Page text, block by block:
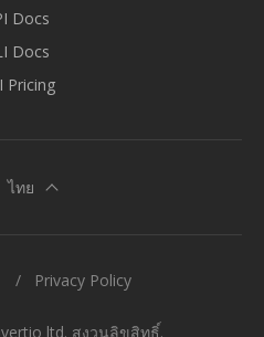
Docs
Docs
Pricing
ไทย
ltd. สงวนลิขสิทธิ์.
Privacy Policy